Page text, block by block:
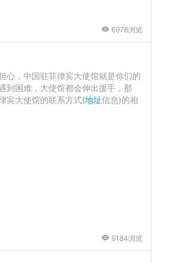
6978浏览
心，中国驻菲律宾大使馆就是你们的
到困难，大使馆都会伸出援手，那
宾大使馆的联系方式(地址信息)的相
9184浏览